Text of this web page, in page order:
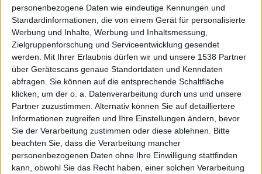
personenbezogene Daten wie eindeutige Kennungen und
Standardinformationen, die von einem Gerät für personalisierte
Werbung und Inhalte, Werbung und Inhaltsmessung,
Zielgruppenforschung und Serviceentwicklung gesendet
werden.
Mit Ihrer Erlaubnis dürfen wir und unsere 1538 Partner
über Gerätescans genaue Standortdaten und Kenndaten
abfragen. Sie können auf die entsprechende Schaltfläche
klicken, um der o. a. Datenverarbeitung durch uns und unsere
Partner zuzustimmen. Alternativ können Sie auf detailliertere
Informationen zugreifen und Ihre Einstellungen ändern, bevor
Sie der Verarbeitung zustimmen oder diese ablehnen.
Bitte
beachten Sie, dass die Verarbeitung mancher
personenbezogenen Daten ohne Ihre Einwilligung stattfinden
kann, obwohl Sie das Recht haben, einer solchen Verarbeitung
Zur Startseite
David